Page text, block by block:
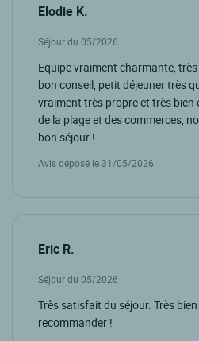
Elodie K.
Séjour du 05/2026
Equipe vraiment charmante,
bon conseil, petit déjeuner très
vraiment très propre et très
de la plage et des commerces,
bon séjour !
Avis déposé le 31/05/2026
Eric R.
Séjour du 05/2026
Très satisfait du séjour. Très
recommander !